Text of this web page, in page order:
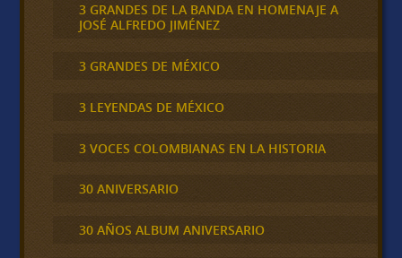
3 GRANDES DE LA BANDA EN HOMENAJE A
JOSÉ ALFREDO JIMÉNEZ
3 GRANDES DE MÉXICO
3 LEYENDAS DE MÉXICO
3 VOCES COLOMBIANAS EN LA HISTORIA
30 ANIVERSARIO
30 AÑOS ALBUM ANIVERSARIO